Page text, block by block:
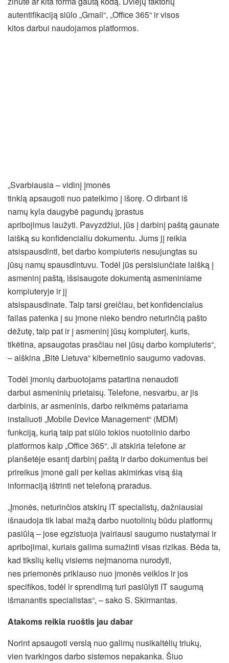
autentifikaciją siūlo „Gmail“, „Office 365“ ir visos
kitos darbui naudojamos platformos.
„Svarbiausia – vidinį įmonės
tinklą apsaugoti nuo pateikimo į išorę. O dirbant iš
namų kyla daugybė pagundų įprastus
apribojimus laužyti. Pavyzdžiui, jūs į darbinį paštą gaunate
laišką su konfidencialiu dokumentu. Jums jį reikia
atsispausdinti, bet darbo kompiuteris nesujungtas su
jūsų namų spausdintuvu. Todėl jūs persisiunčiate laišką į
asmeninį paštą, išsisaugote dokumentą asmeniniame
kompiuteryje ir jį
atsispausdinate. Taip tarsi greičiau, bet konfidencialus
failas patenka į su įmone nieko bendro neturinčią pašto
dėžutę, taip pat ir į asmeninį jūsų kompiuterį, kuris,
tikėtina, apsaugotas prasčiau nei jūsų darbo kompiuteris“,
– aiškina „Bitė Lietuva“ kibernetinio saugumo vadovas.
Todėl įmonių darbuotojams patartina nenaudoti
darbui asmeninių prietaisų. Telefone, nesvarbu, ar jis
darbinis, ar asmeninis, darbo reikmėms patariama
instaliuoti „Mobile Device Management“ (MDM)
funkciją, kurią taip pat siūlo tokios nuotolinio darbo
platformos kaip „Office 365“. Ji atskiria telefone ar
planšetėje esantį darbinį paštą ir darbo dokumentus bei
prireikus įmonė gali per kelias akimirkas visą šią
informaciją ištrinti net telefoną praradus.
„Įmonės, neturinčios atskirų IT specialistų, dažniausiai
išnaudoja tik labai mažą darbo nuotolinių būdu platformų
pasiūlą – jose egzistuoja įvairiausi saugumo nustatymai ir
apribojimai, kuriais galima sumažinti visas rizikas. Bėda ta,
kad tikslių kelių visiems neįmanoma nurodyti,
nes priemonės priklauso nuo įmonės veiklos ir jos
specifikos, todėl ir sprendimą turi pasiūlyti IT saugumą
išmanantis specialistas“, – sako S. Skirmantas.
Atakoms reikia ruoštis jau dabar
Norint apsaugoti verslą nuo galimų nusikaltėlių triukų,
vien tvarkingos darbo sistemos nepakanka. Šiuo